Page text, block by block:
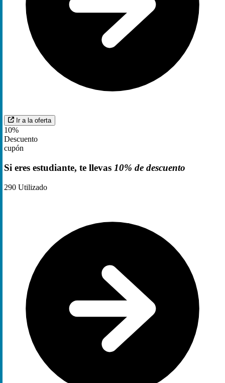
Ir a la oferta
10%
Descuento
cupón
Si eres estudiante, te llevas 10% de descuento
290 Utilizado